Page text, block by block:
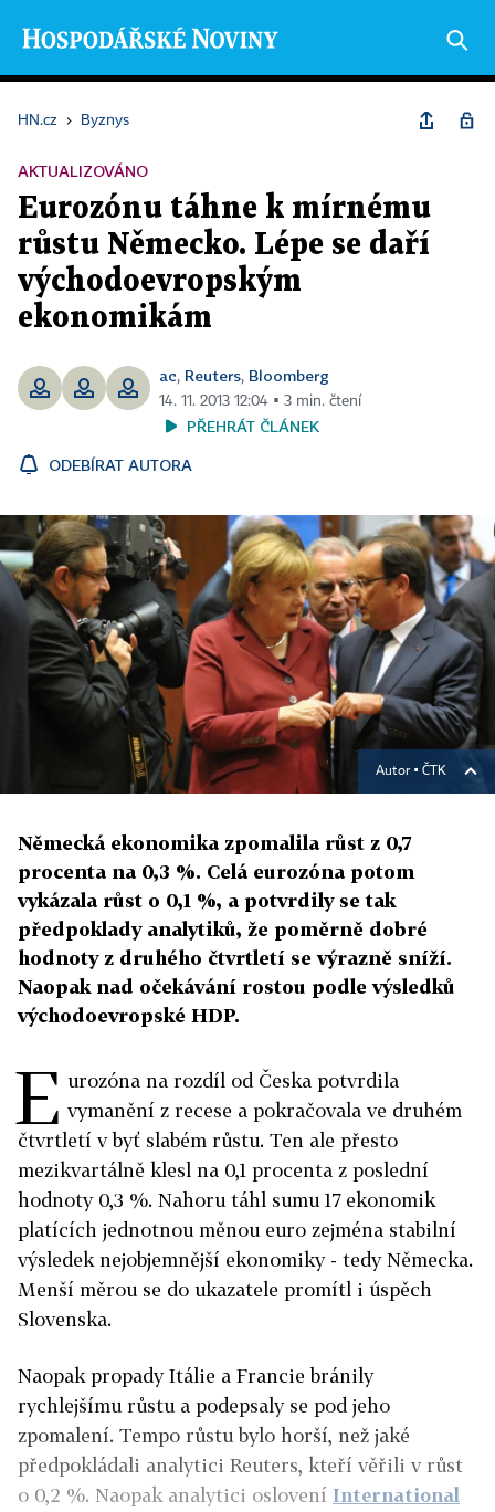
HN.cz › Byznys
AKTUALIZOVÁNO
Eurozónu táhne k mírnému
růstu Německo. Lépe se daří
východoevropským
ekonomikám
ac, Reuters, Bloomberg
14. 11. 2013 12:04 ▪ 3 min. čtení
PŘEHRÁT ČLÁNEK
ODEBÍRAT AUTORA
Autor ▪ ČTK
Německá ekonomika zpomalila růst z 0,7
procenta na 0,3 %. Celá eurozóna potom
vykázala růst o 0,1 %, a potvrdily se tak
předpoklady analytiků, že poměrně dobré
hodnoty z druhého čtvrtletí se výrazně sníží.
Naopak nad očekávání rostou podle výsledků
východoevropské HDP.
E urozóna na rozdíl od Česka potvrdila
vymanění z recese a pokračovala ve druhém
čtvrtletí v byť slabém růstu. Ten ale přesto
mezikvartálně klesl na 0,1 procenta z poslední
hodnoty 0,3 %. Nahoru táhl sumu 17 ekonomik
platících jednotnou měnou euro zejména stabilní
výsledek nejobjemnější ekonomiky - tedy Německa.
Menší měrou se do ukazatele promítl i úspěch
Slovenska.
Naopak propady Itálie a Francie bránily
rychlejšímu růstu a podepsaly se pod jeho
zpomalení. Tempo růstu bylo horší, než jaké
předpokládali analytici Reuters, kteří věřili v růst
o 0,2 %. Naopak analytici oslovení International